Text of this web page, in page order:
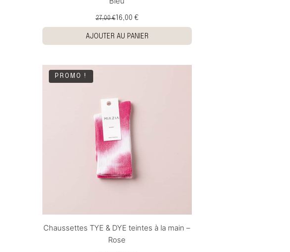
27,00 €16,00 €
AJOUTER AU PANIER
PROMO !
Chaussettes TYE & DYE teintes à la main –
Rose